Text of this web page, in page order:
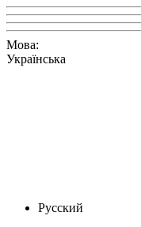
Мова:
Українська
Русский